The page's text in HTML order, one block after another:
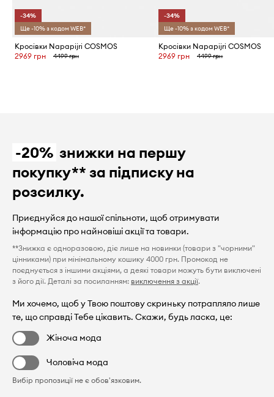
-34%
Ще -10% з кодом WEB*
Кросівки Napapijri COSMOS
2969 грн
4499 грн
-34%
Ще -10% з кодом WEB*
Кросівки Napapijri COSMOS
2969 грн
4499 грн
-20% знижки на першу
покупку** за підписку на
розсилку.
Приєднуйся до нашої спільноти, щоб отримувати
інформацію про найновіші акції та товари.
**Знижка є одноразовою, діє лише на новинки (товари з "чорними"
цінниками) при мінімальному кошику 4000 грн. Промокод не
поєднується з іншими акціями, а деякі товари можуть бути виключені
з його дії. Деталі за посиланням: виключення з акції.
Ми хочемо, щоб у Твою поштову скриньку потрапляло лише
те, що справді Тебе цікавить. Скажи, будь ласка, це:
Жіноча мода
Чоловіча мода
Вибір пропозиції не є обов'язковим.